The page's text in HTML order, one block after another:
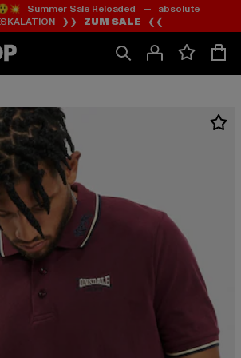
Zum
Inhalt
springen
Zum
Fußzeile
springen
Summer Sale Reloaded — absolute
❯❯ ZUM SALE ❮❮